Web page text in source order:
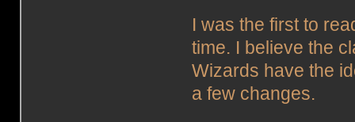
I was the first to
time. I believe the
Wizards have the
a few changes.